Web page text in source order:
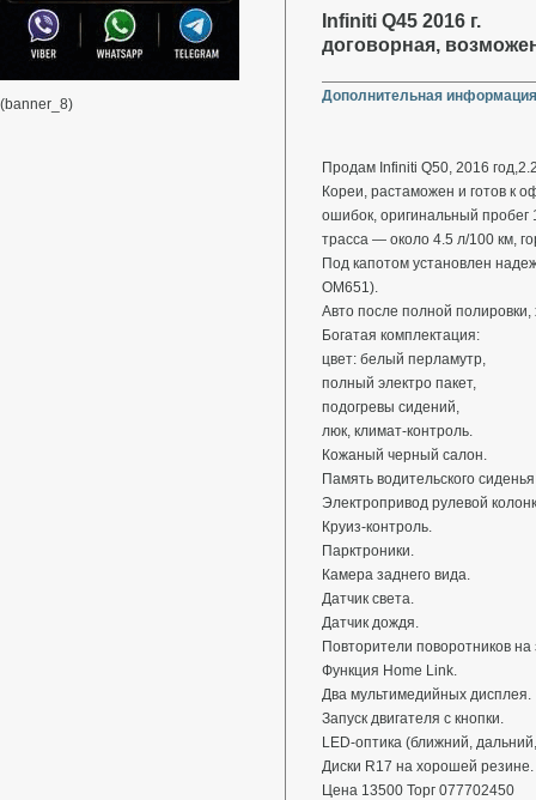
(banner_8)
Infiniti Q45 2016 г.
договорная,
Дополнительная
Продам Infiniti Q50, 2016
Кореи, растаможен и готов к
ошибок, оригинальный пробег
трасса — около 4.5 л/100 км,
Под капотом установлен
OM651).
Авто после полной полировки,
Богатая комплектация:
цвет: белый перламутр,
полный электро пакет,
подогревы сидений,
люк, климат-контроль.
Кожаный черный салон.
Память водительского
Электропривод рулевой
Круиз-контроль.
Парктроники.
Камера заднего вида.
Датчик света.
Датчик дождя.
Повторители поворотников на
Функция Home Link.
Два мультимедийных дисплея.
Запуск двигателя с кнопки.
LED-оптика (ближний,
Диски R17 на хорошей резине.
Цена 13500 Торг 077702450